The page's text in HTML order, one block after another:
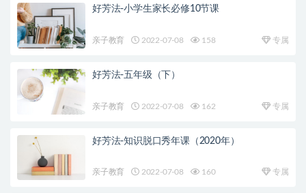
好芳法-小学生家长必修10节课
亲子教育 2022-07-08 158 专属
好芳法-五年级（下）
亲子教育 2022-07-08 162 专属
好芳法-知识脱口秀年课（2020年）
亲子教育 2022-07-08 160 专属